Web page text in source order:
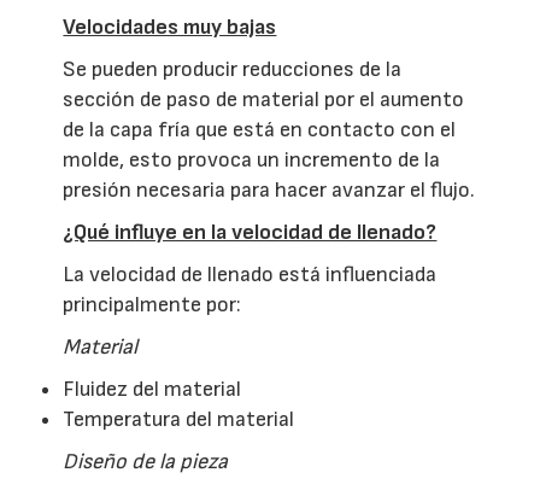
Velocidades muy bajas
Se pueden producir reducciones de la
sección de paso de material por el aumento
de la capa fría que está en contacto con el
molde, esto provoca un incremento de la
presión necesaria para hacer avanzar el flujo.
¿Qué influye en la velocidad de llenado?
La velocidad de llenado está influenciada
principalmente por:
Material
Fluidez del material
Temperatura del material
Diseño de la pieza